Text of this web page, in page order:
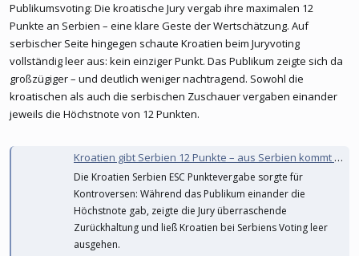
Publikumsvoting: Die kroatische Jury vergab ihre maximalen 12
Punkte an Serbien – eine klare Geste der Wertschätzung. Auf
serbischer Seite hingegen schaute Kroatien beim Juryvoting
vollständig leer aus: kein einziger Punkt. Das Publikum zeigte sich da
großzügiger – und deutlich weniger nachtragend. Sowohl die
kroatischen als auch die serbischen Zuschauer vergaben einander
jeweils die Höchstnote von 12 Punkten.
Kroatien gibt Serbien 12 Punkte – aus Serbien kommt kein einziger zurück
Die Kroatien Serbien ESC Punktevergabe sorgte für
Kontroversen: Während das Publikum einander die
Höchstnote gab, zeigte die Jury überraschende
Zurückhaltung und ließ Kroatien bei Serbiens Voting leer
ausgehen.